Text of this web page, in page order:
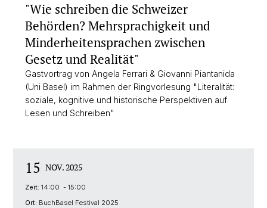
"Wie schreiben die Schweizer
Behörden? Mehrsprachigkeit und
Minderheitensprachen zwischen
Gesetz und Realität"
Gastvortrag von Angela Ferrari & Giovanni Piantanida
(Uni Basel) im Rahmen der Ringvorlesung "Literalität:
soziale, kognitive und historische Perspektiven auf
Lesen und Schreiben"
15 NOV. 2025
Zeit: 14:00 - 15:00
Ort: BuchBasel Festival 2025